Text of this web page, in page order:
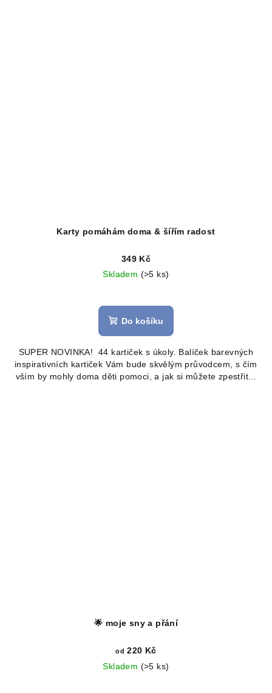
Karty pomáhám doma & šířím radost
349 Kč
Skladem (>5 ks)
hodnocení
produktu
z
5
hvězdiček.
Do košíku
SUPER NOVINKA! 44 kartiček s úkoly. Balíček barevných
inspirativních kartiček Vám bude skvělým průvodcem, s čím
vším by mohly doma děti pomoci, a jak si můžete zpestřit...
🌟 moje sny a přání
od 220 Kč
Skladem (>5 ks)